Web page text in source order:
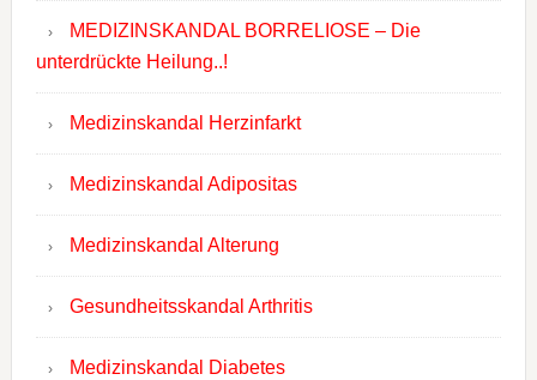
MEDIZINSKANDAL BORRELIOSE – Die
unterdrückte Heilung..!
Medizinskandal Herzinfarkt
Medizinskandal Adipositas
Medizinskandal Alterung
Gesundheitsskandal Arthritis
Medizinskandal Diabetes